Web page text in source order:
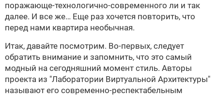
поражающе-технологично-современного ли и так
далее. И все же… Еще раз хочется повторить, что
перед нами квартира необычная.
Итак, давайте посмотрим. Во-первых, следует
обратить внимание и запомнить, что это самый
модный на сегодняшний момент стиль. Авторы
проекта из "Лаборатории Виртуальной Архитектуры"
называют его современно-респектабельным